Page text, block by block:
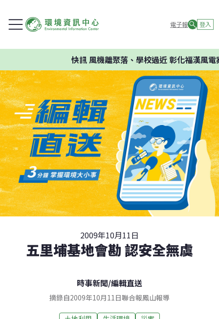
電子報 登入
快訊風機離聚落、學校過近 彰化福漢風電
2009年10月11日
五里埔基地會勘 認安全無虞
時事新聞/編輯直送
摘錄自2009年10月11日聯合報鳳山報導